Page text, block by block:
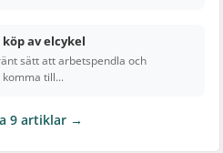
av elcykel
sätt att arbetspendla och
till...
9 artiklar →